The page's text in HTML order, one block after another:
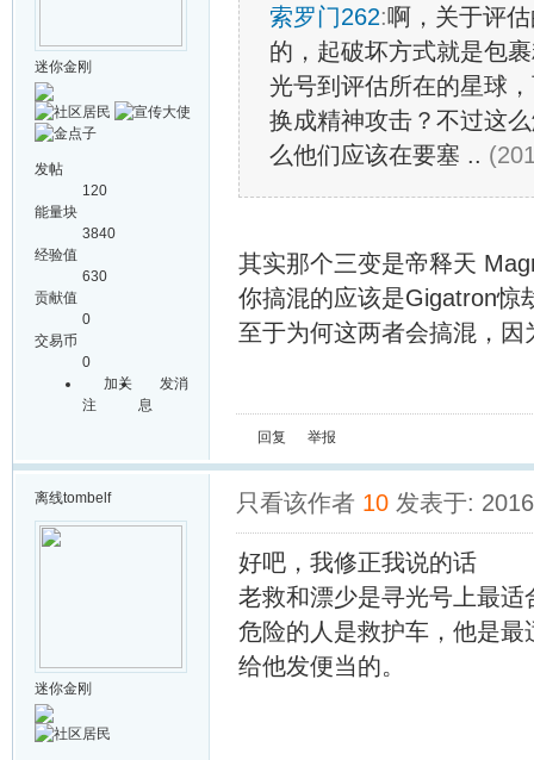
迷你金刚
发帖
120
能量块
3840
经验值
630
贡献值
0
交易币
0
加关
注
发消
息
索罗门262:啊，关于评
的，起破坏方式就是包
光号到评估所在的星球
换成精神攻击？不过这
么他们应该在要塞 ..
其实那个三变是帝释天
你搞混的应该是Gigatron惊
至于为何这两者会搞混，
回复 举报
离线tombelf
迷你金刚
只看该作者 10 发表于:
好吧，我修正我说的话
老救和漂少是寻光号上最
危险的人是救护车，他是
给他发便当的。